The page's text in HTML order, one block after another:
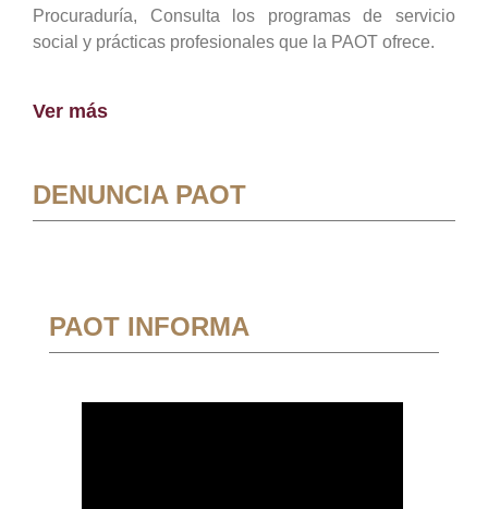
Procuraduría, Consulta los programas de servicio
social y prácticas profesionales que la PAOT ofrece.
Ver más
DENUNCIA PAOT
PAOT INFORMA